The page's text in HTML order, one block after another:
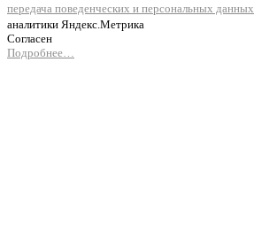
передача поведенческих и персональных данных
аналитики Яндекс.Метрика
Согласен
Подробнее…